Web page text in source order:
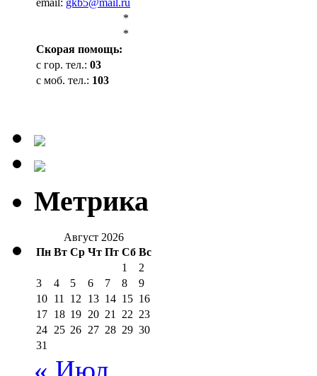
*
*
Cкорая помощь:
с гор. тел.: 03
с моб. тел.: 103
Метрика
Август 2026
Пн Вт Ср Чт Пт Сб Вс
1
2
3
4 5 6 7 8
9
10 11 12 13 14 15 16
17 18 19 20 21 22 23
24 25 26 27 28 29 30
31